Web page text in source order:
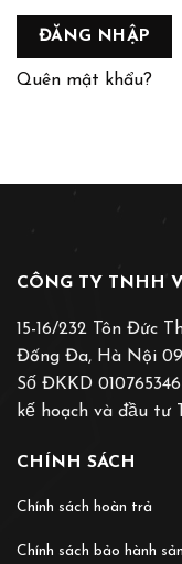
ĐĂNG NHẬP
Quên mật khẩu?
CÔNG TY TNHH
15-16/232 Tôn Đức
Đống Đa, Hà Nội
Số ĐKKD
kế hoạch và đầu tư
CHÍNH SÁCH
Chính sách hoàn trả
Chính sách bảo hành